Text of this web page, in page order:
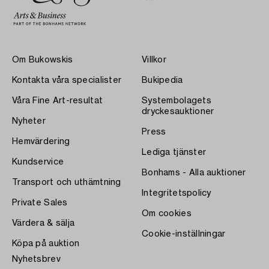
Om Bukowskis
Kontakta våra specialister
Våra Fine Art-resultat
Nyheter
Hemvärdering
Kundservice
Transport och uthämtning
Private Sales
Värdera & sälja
Köpa på auktion
Villkor
Bukipedia
Systembolagets
dryckesauktioner
Press
Lediga tjänster
Bonhams - Alla auktioner
Integritetspolicy
Om cookies
Cookie-inställningar
Nyhetsbrev